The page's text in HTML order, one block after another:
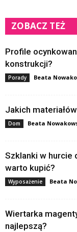
ZOBACZ TEŻ
Profile
konstrukcji?
Porady Beata
Jakich
Dom Beata
Szklanki w hurcie
warto kupić?
Wyposażenie Beata
Wiertarka
najlepszą?